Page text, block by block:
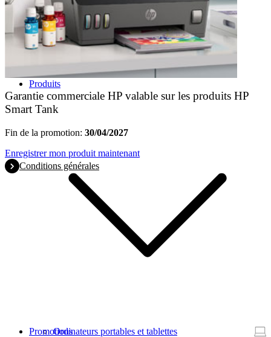
Produits
Ordinateurs portables et tablettes
Promotions
Garantie commerciale HP valable sur les produits HP
Smart Tank
Fin de la promotion: 30/04/2027
Enregistrer mon produit maintenant
Conditions générales